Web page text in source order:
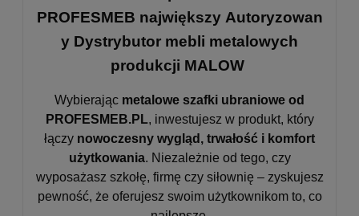
PROFESMEB największy Autoryzowan
y Dystrybutor mebli metalowych
produkcji MALOW
Wybierając metalowe szafki ubraniowe od
PROFESMEB.PL, inwestujesz w produkt, który
łączy nowoczesny wygląd, trwałość i komfort
użytkowania. Niezależnie od tego, czy
wyposażasz szkołę, firmę czy siłownię – zyskujesz
pewność, że oferujesz swoim użytkownikom to, co